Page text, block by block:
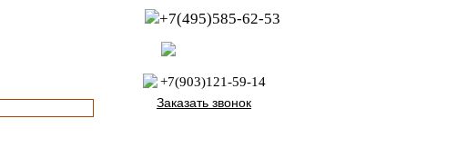
+7(495)585-62-53
+7(903)121-59-14
Заказать звонок